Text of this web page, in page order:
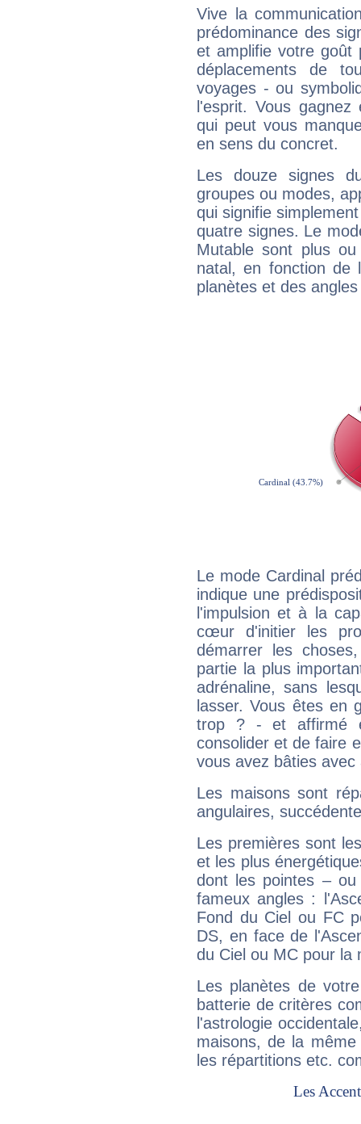
Vive la
prédominance des
et amplifie votre goût
déplacements de
voyages - ou
l'esprit. Vous
qui peut vous
en sens du concret.
Les douze signes
groupes ou modes,
qui signifie
quatre signes. Le
Mutable sont plus
natal, en fonction de
planètes et des
Le mode Cardinal
indique une
l'impulsion et à la
cœur d'initier les
démarrer les
partie la plus
adrénaline, sans
lasser. Vous êtes en
trop ? - et affirmé
consolider et de faire
vous avez bâties avec
Les maisons sont
angulaires,
Les premières sont
et les plus
dont les pointes –
fameux angles :
Fond du Ciel ou FC
DS, en face de
du Ciel ou MC pour la
Les planètes de
batterie de critères
l'astrologie
maisons, de la
les répartitions etc.